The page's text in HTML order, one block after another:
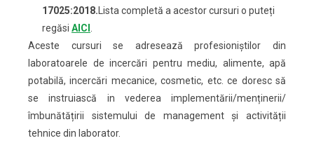
17025:2018. Lista completă a acestor cursuri o puteți
regăsi AICI
Aceste cursuri se adresează profesioniștilor din
laboratoarele de incercări pentru mediu, alimente, apă
potabilă, incercări mecanice, cosmetic, etc. ce doresc să
se instruiască in vederea implementării/menținerii/
îmbunătățirii sistemului de management și activității
tehnice din laborator.